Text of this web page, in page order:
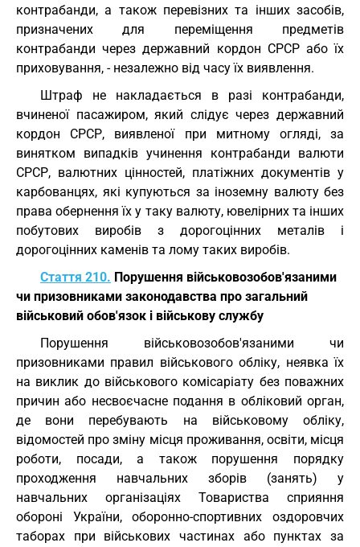
контрабанди, а також перевізних та інших засобів,
призначених для переміщення предметів
контрабанди через державний кордон СРСР або їх
приховування, - незалежно від часу їх виявлення.
Штраф не накладається в разі контрабанди,
вчиненої пасажиром, який слідує через державний
кордон СРСР, виявленої при митному огляді, за
винятком випадків учинення контрабанди валюти
СРСР, валютних цінностей, платіжних документів у
карбованцях, які купуються за іноземну валюту без
права обернення їх у таку валюту, ювелірних та інших
побутових виробів з дорогоцінних металів і
дорогоцінних каменів та лому таких виробів.
Стаття 210. Порушення військовозобов'язаними
чи призовниками законодавства про загальний
військовий обов'язок і військову службу
Порушення військовозобов'язаними чи
призовниками правил військового обліку, неявка їх
на виклик до військового комісаріату без поважних
причин або несвоєчасне подання в обліковий орган,
де вони перебувають на військовому обліку,
відомостей про зміну місця проживання, освіти, місця
роботи, посади, а також порушення порядку
проходження навчальних зборів (занять) у
навчальних організаціях Товариства сприяння
обороні України, оборонно-спортивних оздоровчих
таборах при військових частинах або пунктах за